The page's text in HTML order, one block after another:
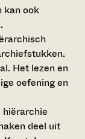
kan ook
Het lezen en
oefening en
hiërarchie
deel uit